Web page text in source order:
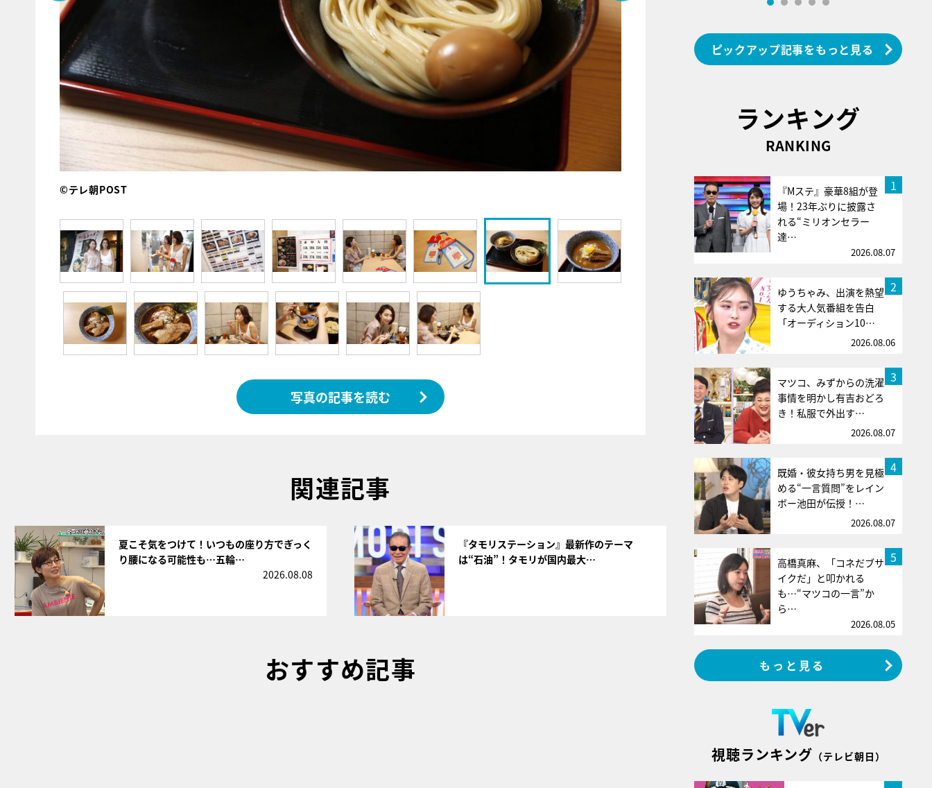
©テレ朝POST
写真の記事を読む
関連記事
夏こそ気をつけて！いつもの座り方でぎっく
り腰になる可能性も…五輪…
2026.08.08
『タモリステーション』最新作のテーマ
は“石油”！タモリが国内最大…
おすすめ記事
ピックアップ記事をもっと見る
ランキング
RANKING
1
『Mステ』豪華8組が登
場！23年ぶりに披露さ
れる“ミリオンセラー
達…
2026.08.07
2
ゆうちゃみ、出演を熱望
する大人気番組を告白
「オーディション10…
2026.08.06
3
マツコ、みずからの洗濯
事情を明かし有吉おどろ
き！私服で外出す…
2026.08.07
4
既婚・彼女持ち男を見極
める“一言質問”をレイン
ボー池田が伝授！…
2026.08.07
5
高橋真麻、「コネだブサ
イクだ」と叩かれる
も…“マツコの一言”か
ら…
2026.08.05
もっと見る
視聴ランキング （テレビ朝日）